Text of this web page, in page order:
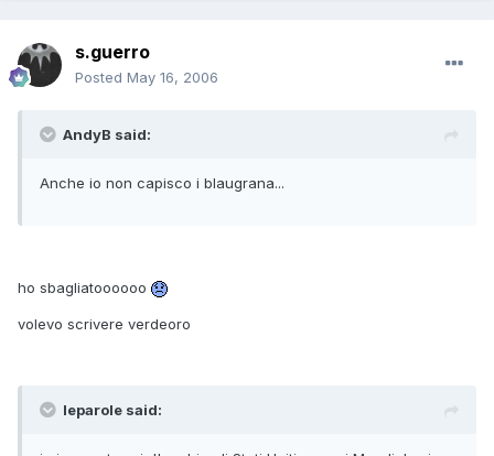
s.guerro
Posted May 16, 2006
AndyB said:
Anche io non capisco i blaugrana...
ho sbagliatoooooo
volevo scrivere verdeoro
leparole said: